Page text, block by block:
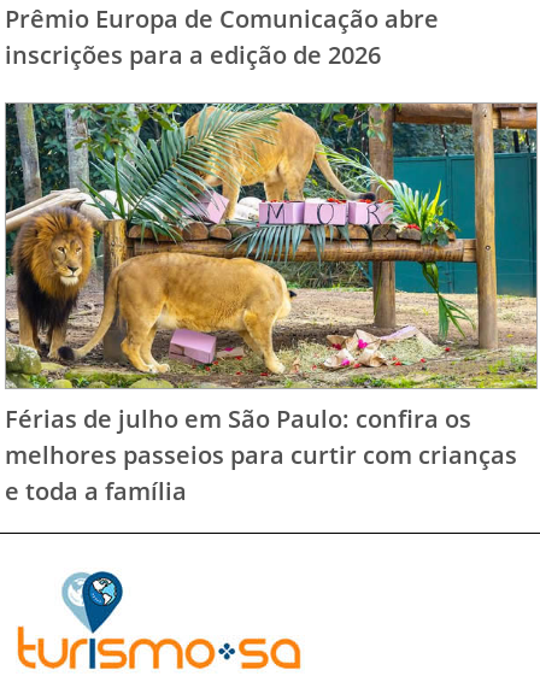
Prêmio Europa de Comunicação abre
inscrições para a edição de 2026
Férias de julho em São Paulo: confira os
melhores passeios para curtir com crianças
e toda a família